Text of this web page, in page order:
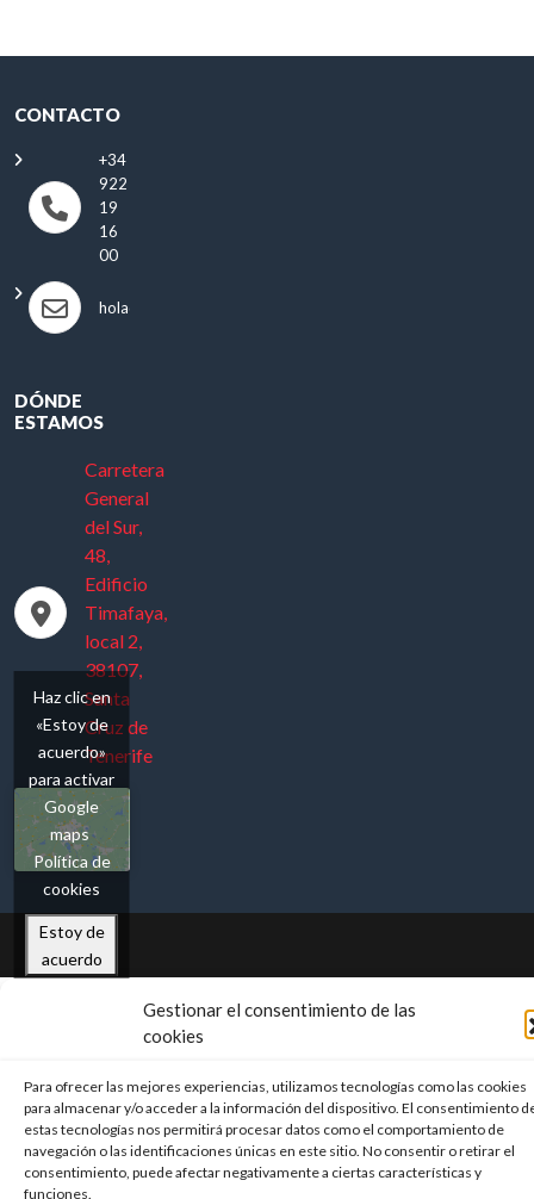
Gestionar el consentimiento de las
cookies
Para ofrecer las mejores experiencias, utilizamos tecnologías como las cookies
para almacenar y/o acceder a la información del dispositivo. El consentimiento
estas tecnologías nos permitirá procesar datos como el comportamiento de
navegación o las identificaciones únicas en este sitio. No consentir o retirar el
consentimiento, puede afectar negativamente a ciertas características y
funciones.
CONTACTO
+34
922
19
16
00
hola@antonioautos.com
DÓNDE
ESTAMOS
Carretera
General
del Sur,
48,
Edificio
Timafaya,
local 2,
38107,
Santa
Cruz de
Tenerife
Haz clic en
«Estoy de
acuerdo»
para activar
Google
maps
Política de
cookies
Estoy de
acuerdo